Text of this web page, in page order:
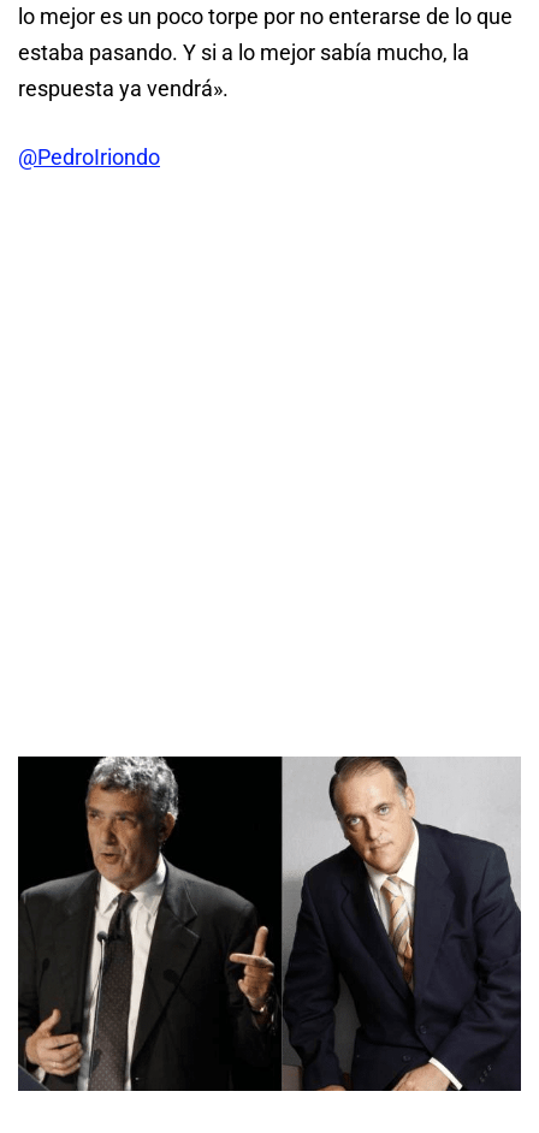
lo mejor es un poco torpe por no enterarse de lo que
estaba pasando. Y si a lo mejor sabía mucho, la
respuesta ya vendrá».
@PedroIriondo